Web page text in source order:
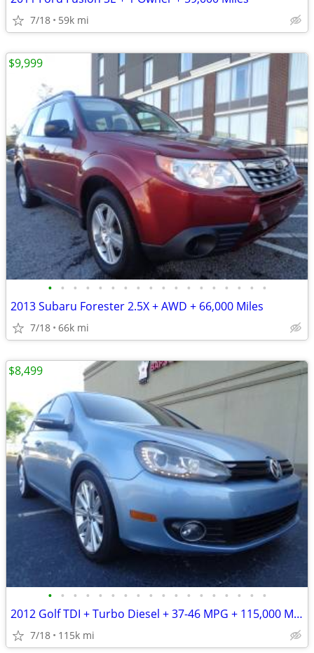
7/18 59k mi
• • • • • • • • • • • • • • • • • •
2013 Subaru Forester 2.5X + AWD + 66,000 Miles
7/18 66k mi
$9,999
• • • • • • • • • • • • • • • • • •
2012 Golf TDI + Turbo Diesel + 37-46 MPG + 115,000 Miles
7/18 115k mi
$8,499